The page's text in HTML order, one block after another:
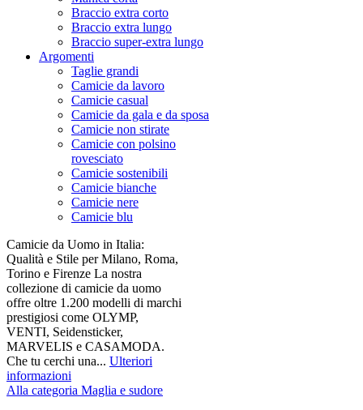
Braccio extra corto
Braccio extra lungo
Braccio super-extra lungo
Argomenti
Taglie grandi
Camicie da lavoro
Camicie casual
Camicie da gala e da sposa
Camicie non stirate
Camicie con polsino
rovesciato
Camicie sostenibili
Camicie bianche
Camicie nere
Camicie blu
Camicie da Uomo in Italia:
Qualità e Stile per Milano, Roma,
Torino e Firenze La nostra
collezione di camicie da uomo
offre oltre 1.200 modelli di marchi
prestigiosi come OLYMP,
VENTI, Seidensticker,
MARVELIS e CASAMODA.
Che tu cerchi una... Ulteriori
informazioni
Alla categoria Maglia e sudore